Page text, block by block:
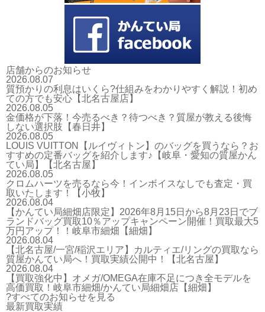
店舗からのお知らせ
2026.08.07
質預かりの利息はいくら?仕組みをわかりやすく解説！初め
ての方でも安心【北名古屋店】
2026.08.05
金価格が下落！今売るべき？待つべき？質屋が教える後悔
しない選択肢【春日井】
2026.08.05
LOUIS VUITTON【ルイヴィトン】のバッグを買うなら？お
すすめの定番バッグを紹介します♪【岐阜・愛知の質屋かん
てい局】【北名古屋】
2026.08.05
クロムハーツを売るなら今！インボイスなしでも査定・買
取いたします！【小牧】
2026.08.04
【かんてい局細畑店限定】2026年8月15日から8月23日でブ
ランドバッグ買取10％アップキャンペーン開催！買取最大5
万円アップ！！岐阜市細畑【細畑】
2026.08.04
【北名古屋/一宮/稲沢エリア】カルティエ/リングの買取なら
質屋かんてい局へ！買取実績公開中！【北名古屋】
2026.08.04
【買取強化中】オメガ/OMEGA在庫不足につき全モデルを
高価買取！岐阜市細畑/かんてい局細畑店【細畑】
?すべてのお知らせを見る
最新買取実績